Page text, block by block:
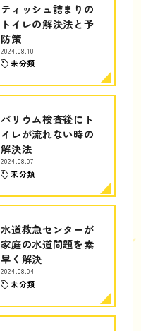
ティッシュ詰まりの
トイレの解決法と予
防策
2024.08.10
未分類
バリウム検査後にト
イレが流れない時の
解決法
2024.08.07
未分類
水道救急センターが
家庭の水道問題を素
早く解決
2024.08.04
未分類